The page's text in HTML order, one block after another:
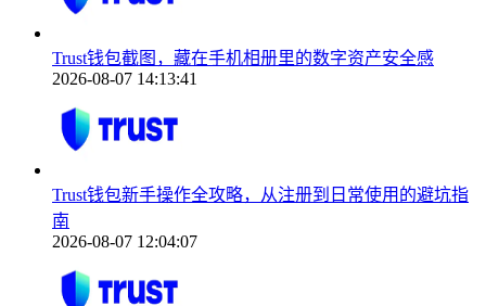
Trust钱包截图，藏在手机相册里的数字资产安全感
2026-08-07 14:13:41
Trust钱包新手操作全攻略，从注册到日常使用的避坑指
南
2026-08-07 12:04:07